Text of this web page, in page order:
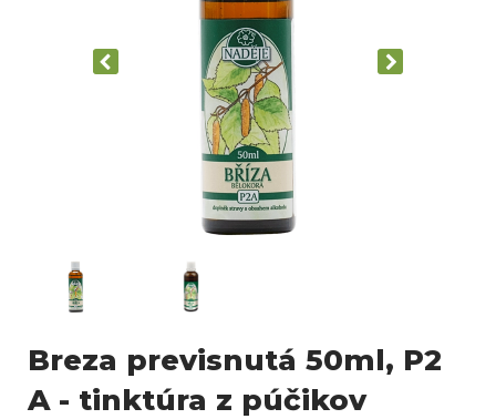
Breza previsnutá 50ml, P2
A - tinktúra z púčikov